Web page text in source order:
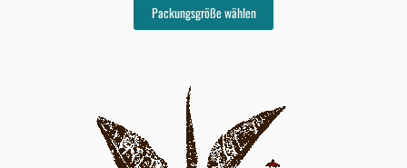
Packungsgröße wählen
auf.
Die
können